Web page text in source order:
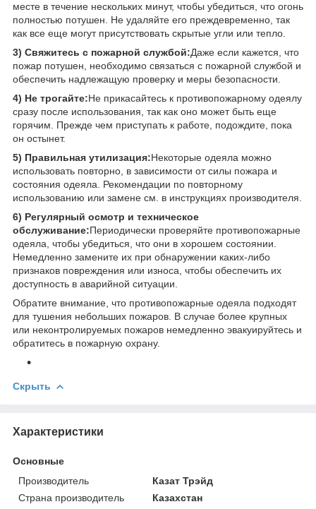
месте в течение нескольких минут, чтобы убедиться, что огонь
полностью потушен. Не удаляйте его преждевременно, так
как все еще могут присутствовать скрытые угли или тепло.
3) Свяжитесь с пожарной службой:Даже если кажется, что
пожар потушен, необходимо связаться с пожарной службой и
обеспечить надлежащую проверку и меры безопасности.
4) Не трогайте:Не прикасайтесь к противопожарному одеялу
сразу после использования, так как оно может быть еще
горячим. Прежде чем приступать к работе, подождите, пока
он остынет.
5) Правильная утилизация:Некоторые одеяла можно
использовать повторно, в зависимости от силы пожара и
состояния одеяла. Рекомендации по повторному
использованию или замене см. в инструкциях производителя.
6) Регулярный осмотр и техническое
обслуживание:Периодически проверяйте противопожарные
одеяла, чтобы убедиться, что они в хорошем состоянии.
Немедленно замените их при обнаружении каких-либо
признаков повреждения или износа, чтобы обеспечить их
доступность в аварийной ситуации.
Обратите внимание, что противопожарные одеяла подходят
для тушения небольших пожаров. В случае более крупных
или неконтролируемых пожаров немедленно эвакуируйтесь и
обратитесь в пожарную охрану.
Скрыть
Характеристики
Основные
Производитель
Казат Трэйд
Страна производитель
Казахстан